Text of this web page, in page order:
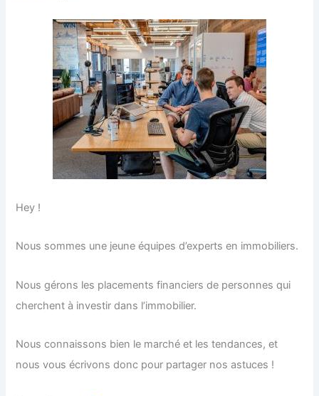
Hey !
Nous sommes une jeune équipes d’experts en immobiliers.
Nous gérons les placements financiers de personnes qui
cherchent à investir dans l’immobilier.
Nous connaissons bien le marché et les tendances, et
nous vous écrivons donc pour partager nos astuces !